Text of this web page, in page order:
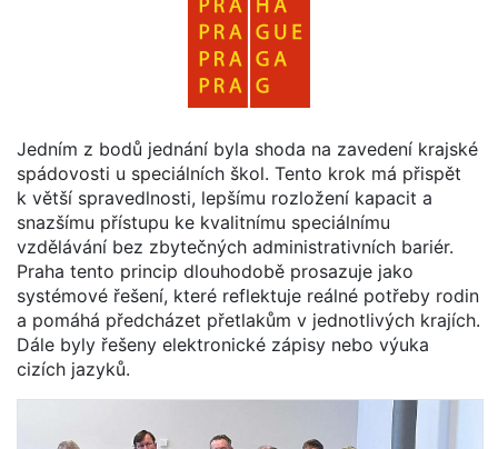
Jedním z bodů jednání byla shoda na zavedení krajské
spádovosti u speciálních škol. Tento krok má přispět
k větší spravedlnosti, lepšímu rozložení kapacit a
snazšímu přístupu ke kvalitnímu speciálnímu
vzdělávání bez zbytečných administrativních bariér.
Praha tento princip dlouhodobě prosazuje jako
systémové řešení, které reflektuje reálné potřeby rodin
a pomáhá předcházet přetlakům v jednotlivých krajích.
Dále byly řešeny elektronické zápisy nebo výuka
cizích jazyků.